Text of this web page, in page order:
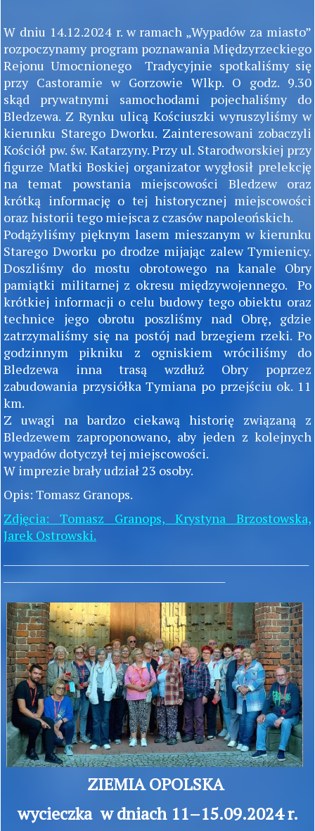
W dniu 14.12.2024 r. w ramach „Wypadów za miasto”
rozpoczynamy program poznawania Międzyrzeckiego
Rejonu Umocnionego Tradycyjnie spotkaliśmy się
przy Castoramie w Gorzowie Wlkp. O godz. 9.30
skąd prywatnymi samochodami pojechaliśmy do
Bledzewa. Z Rynku ulicą Kościuszki wyruszyliśmy w
kierunku Starego Dworku. Zainteresowani zobaczyli
Kościół pw. św. Katarzyny. Przy ul. Starodworskiej przy
figurze Matki Boskiej organizator wygłosił prelekcję
na temat powstania miejscowości Bledzew oraz
krótką informację o tej historycznej miejscowości
oraz historii tego miejsca z czasów napoleońskich.
Podążyliśmy pięknym lasem mieszanym w kierunku
Starego Dworku po drodze mijając zalew Tymienicy.
Doszliśmy do mostu obrotowego na kanale Obry
pamiątki militarnej z okresu międzywojennego. Po
krótkiej informacji o celu budowy tego obiektu oraz
technice jego obrotu poszliśmy nad Obrę, gdzie
zatrzymaliśmy się na postój nad brzegiem rzeki. Po
godzinnym pikniku z ogniskiem wróciliśmy do
Bledzewa inna trasą wzdłuż Obry poprzez
zabudowania przysiółka Tymiana po przejściu ok. 11
km.
Z uwagi na bardzo ciekawą historię związaną z
Bledzewem zaproponowano, aby jeden z kolejnych
wypadów dotyczył tej miejscowości.
W imprezie brały udział 23 osoby.
Opis: Tomasz Granops.
Zdjęcia: Tomasz Granops, Krystyna Brzostowska,
Jarek Ostrowski.
ZIEMIA OPOLSKA
wycieczka w dniach 11–15.09.2024 r.